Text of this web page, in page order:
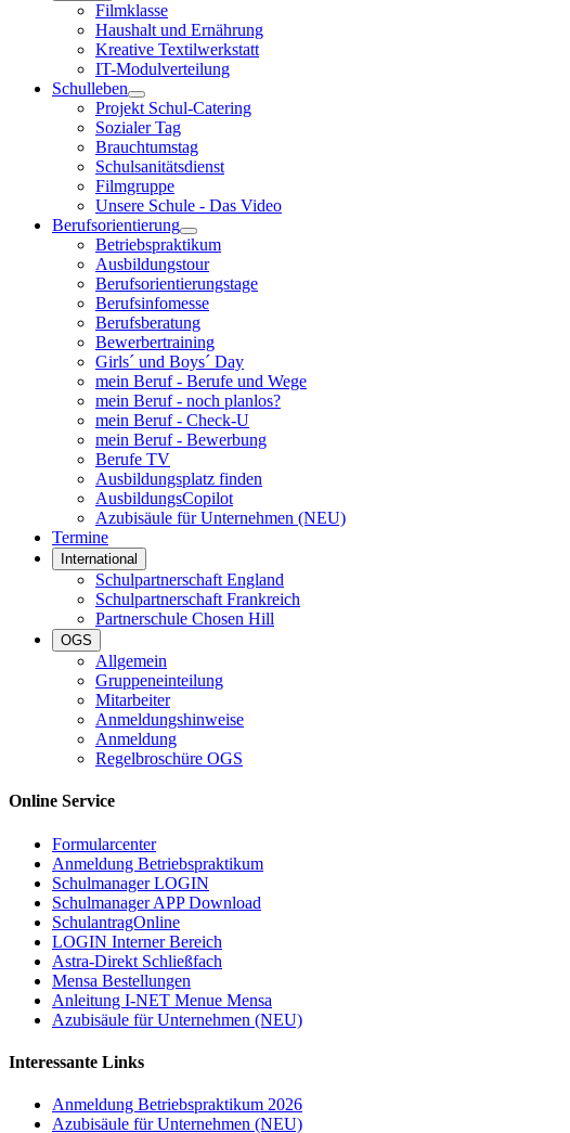
Filmklasse
Haushalt und Ernährung
Kreative Textilwerkstatt
IT-Modulverteilung
Schulleben
Projekt Schul-Catering
Sozialer Tag
Brauchtumstag
Schulsanitätsdienst
Filmgruppe
Unsere Schule - Das Video
Berufsorientierung
Betriebspraktikum
Ausbildungstour
Berufsorientierungstage
Berufsinfomesse
Berufsberatung
Bewerbertraining
Girls´ und Boys´ Day
mein Beruf - Berufe und Wege
mein Beruf - noch planlos?
mein Beruf - Check-U
mein Beruf - Bewerbung
Berufe TV
Ausbildungsplatz finden
AusbildungsCopilot
Azubisäule für Unternehmen (NEU)
Termine
International
Schulpartnerschaft England
Schulpartnerschaft Frankreich
Partnerschule Chosen Hill
OGS
Allgemein
Gruppeneinteilung
Mitarbeiter
Anmeldungshinweise
Anmeldung
Regelbroschüre OGS
Online Service
Formularcenter
Anmeldung Betriebspraktikum
Schulmanager LOGIN
Schulmanager APP Download
SchulantragOnline
LOGIN Interner Bereich
Astra-Direkt Schließfach
Mensa Bestellungen
Anleitung I-NET Menue Mensa
Azubisäule für Unternehmen (NEU)
Interessante Links
Anmeldung Betriebspraktikum 2026
Azubisäule für Unternehmen (NEU)